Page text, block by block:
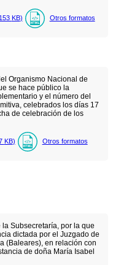
KB) Otros formatos
Organismo Nacional de
se hace público la
y el número del
celebrados los días 17
de celebración de los
KB) Otros formatos
Subsecretaría, por la que
dictada por el Juzgado de
(Baleares), en relación con
de doña María Isabel